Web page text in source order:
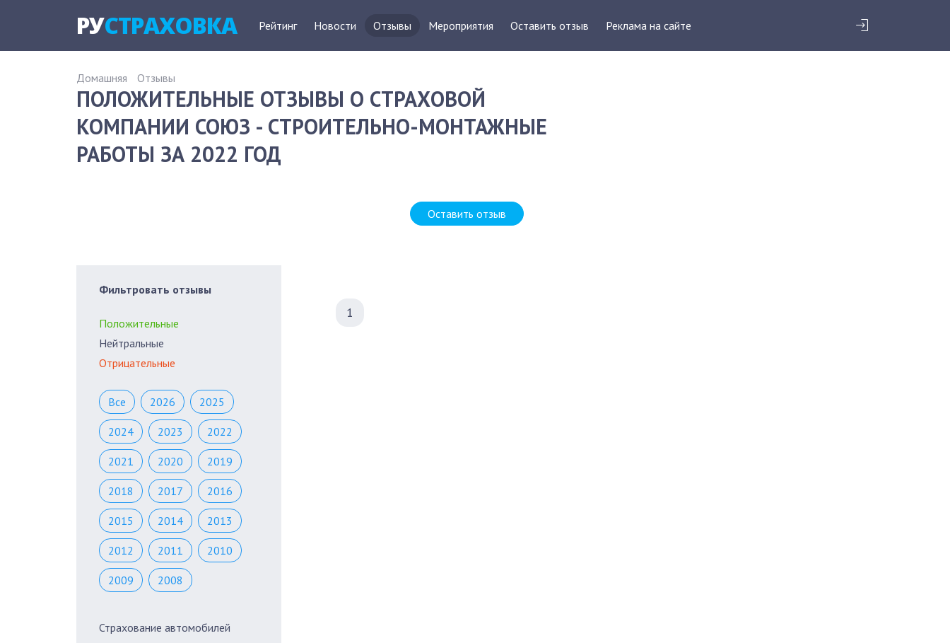
РУСТРАХОВКА Рейтинг Новости Отзывы Мероприятия Оставить отзыв Реклама на сайте
Домашняя Отзывы
ПОЛОЖИТЕЛЬНЫЕ ОТЗЫВЫ О СТРАХОВОЙ
КОМПАНИИ СОЮЗ - СТРОИТЕЛЬНО-МОНТАЖНЫЕ
РАБОТЫ ЗА 2022 ГОД
Оставить отзыв
1
Фильтровать отзывы
Положительные
Нейтральные
Отрицательные
Все 2026 2025
2024 2023 2022
2021 2020 2019
2018 2017 2016
2015 2014 2013
2012 2011 2010
2009 2008
Страхование автомобилей